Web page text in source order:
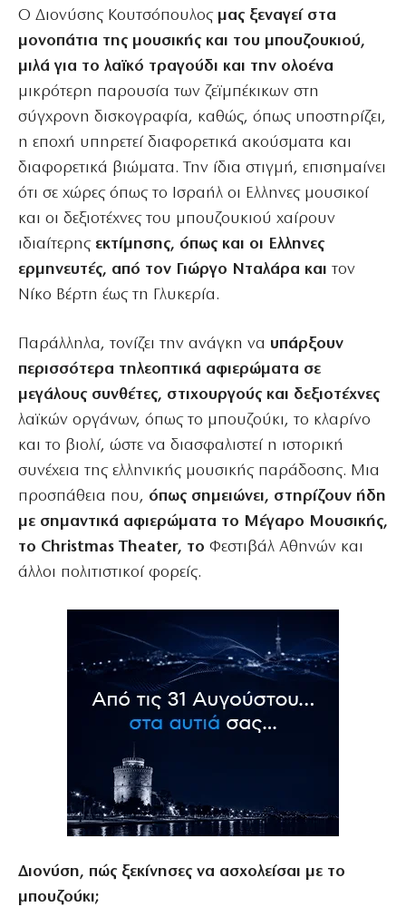
Ο Διονύσης Κουτσόπουλος μας ξεναγεί στα
μονοπάτια της μουσικής και του μπουζουκιού,
μιλά για το λαϊκό τραγούδι και την ολοένα
μικρότερη παρουσία των ζεϊμπέκικων στη
σύγχρονη δισκογραφία, καθώς, όπως υποστηρίζει,
η εποχή υπηρετεί διαφορετικά ακούσματα και
διαφορετικά βιώματα. Την ίδια στιγμή, επισημαίνει
ότι σε χώρες όπως το Ισραήλ οι Ελληνες μουσικοί
και οι δεξιοτέχνες του μπουζουκιού χαίρουν
ιδιαίτερης εκτίμησης, όπως και οι Ελληνες
ερμηνευτές, από τον Γιώργο Νταλάρα και τον
Νίκο Βέρτη έως τη Γλυκερία.
Παράλληλα, τονίζει την ανάγκη να υπάρξουν
περισσότερα τηλεοπτικά αφιερώματα σε
μεγάλους συνθέτες, στιχουργούς και δεξιοτέχνες
λαϊκών οργάνων, όπως το μπουζούκι, το κλαρίνο
και το βιολί, ώστε να διασφαλιστεί η ιστορική
συνέχεια της ελληνικής μουσικής παράδοσης. Μια
προσπάθεια που, όπως σημειώνει, στηρίζουν ήδη
με σημαντικά αφιερώματα το Μέγαρο Μουσικής,
το Christmas Theater, το Φεστιβάλ Αθηνών και
άλλοι πολιτιστικοί φορείς.
Διονύση, πώς ξεκίνησες να ασχολείσαι με το
μπουζούκι;